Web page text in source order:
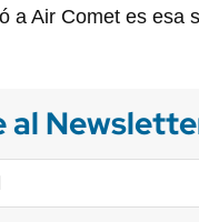
a Air Comet es esa
al